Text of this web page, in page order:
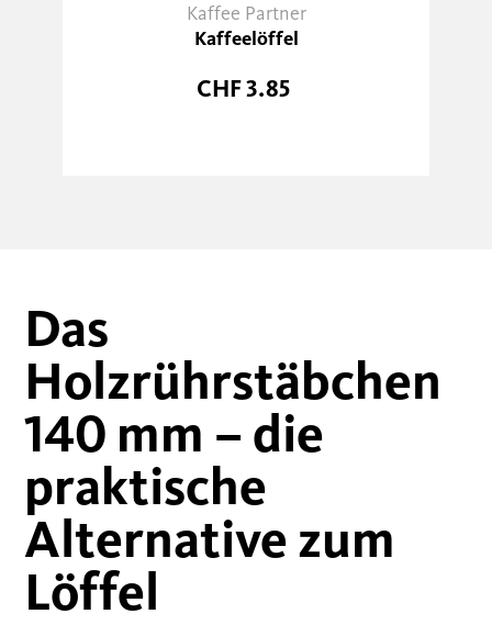
Kaffee Partner
Kaffeelöffel
CHF 3.85
Das
Holzrührstäbchen
140 mm – die
praktische
Alternative zum
Löffel